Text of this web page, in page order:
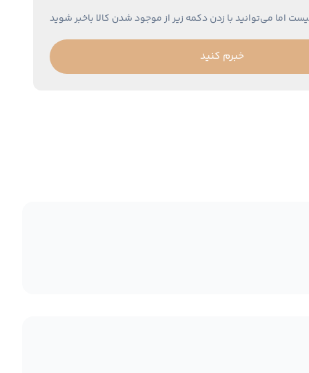
اما می‌توانید با زدن دکمه زیر از موجود شدن کالا باخبر شوید
خبرم کنید